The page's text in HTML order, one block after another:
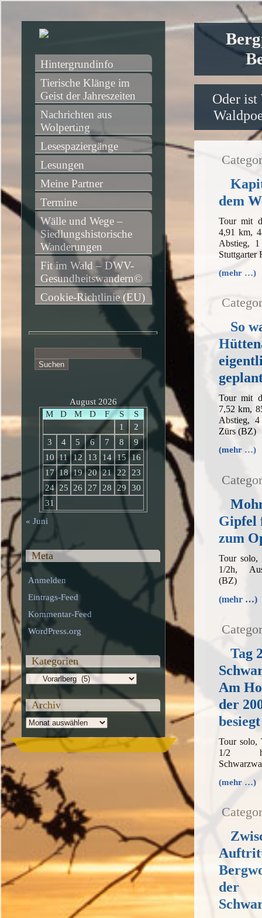
Oder ist
dem
Tour mit
4,91 km,
Abstieg,
Stuttgarter
(mehr …)
So
Tour mit
7,52 km,
Abstieg,
Zürs (BZ)
(mehr …)
Gipfel
zum
Tour
1/2h,
(BZ)
(mehr …)
Tag
Am
der
besiegt
Tour solo,
1/2 h,
(mehr …)
der
Hintergrundinfo
Tierische Klänge im
Geist der Jahreszeiten
Nachrichten aus
Wolperting
Lesespaziergänge
Lesungen
Meine Partner
Termine
Wälle und Wege –
Siedlungshistorische
Wanderungen
Fit im Wald – DWV-
Gesundheitswandern©
Cookie-Richtlinie (EU)
nach:
August 2026
M
D M D F S
S
1
2
3
4 5 6 7 8
9
10
11 12 13 14 15
16
17 18 19 20 21 22
23
24 25 26 27 28 29
30
31
« Juni
Meta
Anmelden
Eintrags-Feed
Kommentar-Feed
WordPress.org
Kategorien
Kategorien
Archiv
Archiv